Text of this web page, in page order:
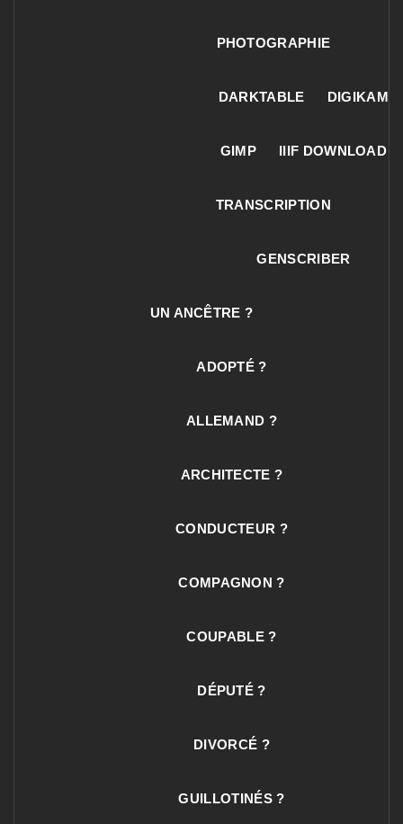
PHOTOGRAPHIE
DARKTABLE DIGIKAM
GIMP IIIF DOWNLOAD
TRANSCRIPTION
GENSCRIBER
UN ANCÊTRE ?
ADOPTÉ ?
ALLEMAND ?
ARCHITECTE ?
CONDUCTEUR ?
COMPAGNON ?
COUPABLE ?
DÉPUTÉ ?
DIVORCÉ ?
GUILLOTINÉS ?